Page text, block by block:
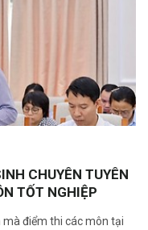
CHUYÊN TUYÊN
TỐT NGHIỆP
mà điểm thi các môn tại